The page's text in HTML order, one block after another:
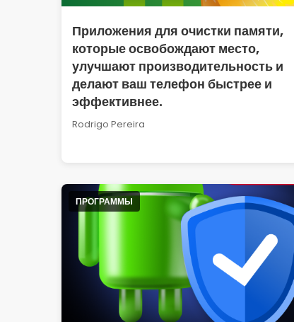
Приложения для очистки памяти,
которые освобождают место,
улучшают производительность и
делают ваш телефон быстрее и
эффективнее.
Rodrigo Pereira
ПРОГРАММЫ